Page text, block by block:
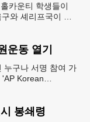
카운티 학생들이
와 셰리프국이 학
운동 열기
누구나 서명 참여 가
'AP Korean
봉쇄령